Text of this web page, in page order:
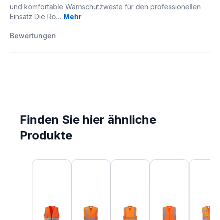
und komfortable Warnschutzweste für den professionellen
Einsatz Die Ro… Mehr
Bewertungen
Finden Sie hier ähnliche
Produkte
Produktgalerie überspringen